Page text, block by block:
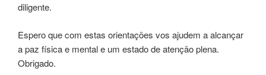
diligente.
Espero que com estas orientações vos ajudem a alcançar
a paz física e mental e um estado de atenção plena.
Obrigado.